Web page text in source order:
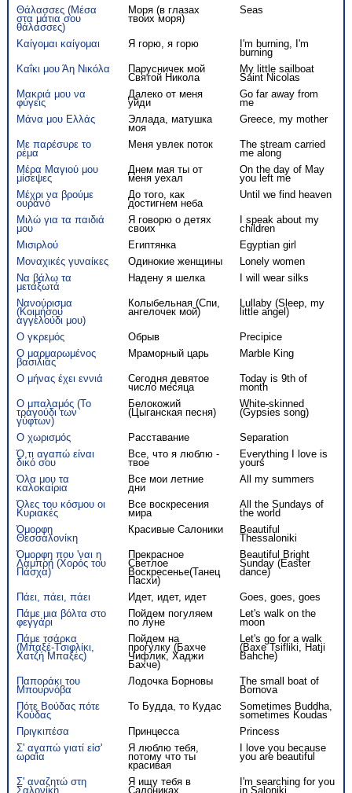
Θάλασσες (Μέσα
στα μάτια σου
θάλασσες)
Моря (в глазах
твоих моря)
Seas
Καίγομαι καίγομαι Я горю, я горю I'm burning, I'm
burning
Καΐκι μου Άη Νικόλα
Парусничек мой
Святой Никола
My little sailboat
Saint Nicolas
Μακριά μου να
φύγεις
Далеко от меня
уйди
Go far away from
me
Μάνα μου Ελλάς
Эллада, матушка
моя
Greece, my mother
Με παρέσυρε το
ρέμα
Меня увлек поток The stream carried
me along
Μέρα Μαγιού μου
μίσεψες
Днем мая ты от
меня уехал
On the day of May
you left me
Μέχρι να βρούμε
ουρανό
До того, как
достигнем неба
Until we find heaven
Μιλώ για τα παιδιά
μου
Я говорю о детях
своих
I speak about my
children
Μισιρλού
Египтянка
Egyptian girl
Μοναχικές γυναίκες
Одинокие женщины
Lonely women
Να βάλω τα
μεταξωτά
Надену я шелка I will wear silks
Νανούρισμα
(Κοιμήσου
αγγελούδι μου)
Колыбельная (Спи,
ангелочек мой)
Lullaby (Sleep, my
little angel)
Ο γκρεμός Обрыв
Precipice
Ο μαρμαρωμένος
βασιλιάς
Мраморный царь Marble King
Ο μήνας έχει εννιά Сегодня девятое
число месяца
Today is 9th of
month
Ο μπαλαμός (Το
τραγούδι των
γύφτων)
Белокожий
(Цыганская песня)
White-skinned
(Gypsies song)
Ο χωρισμός Расставание
Separation
Ό,τι αγαπώ είναι
δικό σου
Все, что я люблю -
твое
Everything I love is
yours
Όλα μου τα
καλοκαίρια
Все мои летние
дни
All my summers
Όλες του κόσμου οι
Κυριακές
Все воскресения
мира
All the Sundays of
the world
Όμορφη
Θεσσαλονίκη
Красивые Салоники Beautiful
Thessaloniki
Όμορφη που 'ναι η
Λαμπρή (Χορός του
Πάσχα)
Прекрасное
Светлое
Воскресенье(Танец
Пасхи)
Beautiful Bright
Sunday (Easter
dance)
Πάει, πάει, πάει Идет, идет, идет
Goes, goes, goes
Πάμε μια βόλτα στο
φεγγάρι
Пойдем погуляем
по луне
Let's walk on the
moon
Πάμε τσάρκα
(Μπαξέ-Tσιφλίκι,
Χατζή Μπαξές)
Пойдем на
прогулку (Бахче
Чифлик, Хаджи
Бахче)
Let's go for a walk
(Baxe Tsifliki, Hatji
Bahche)
Παποράκι του
Μπουρνόβα
Лодочка Борновы The small boat of
Bornova
Πότε Βούδας πότε
Κούδας
То Будда, то Кудас Sometimes Buddha,
sometimes Koudas
Πριγκιπέσα
Принцесса
Princess
Σ' αγαπώ γιατί είσ'
ωραία
Я люблю тебя,
потому что ты
красивая
I love you because
you are beautiful
Σ' αναζητώ στη
Σαλονίκη
Я ищу тебя в
Салониках
I'm searching for you
in Saloniki